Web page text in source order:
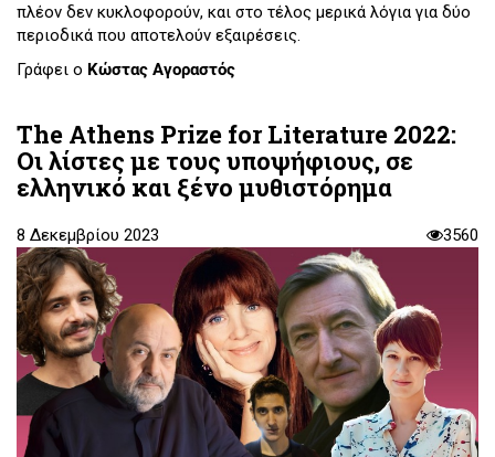
πλέον δεν κυκλοφορούν, και στο τέλος μερικά λόγια για δύο
περιοδικά που αποτελούν εξαιρέσεις.
Γράφει ο Κώστας Αγοραστός
The Athens Prize for Literature 2022:
Οι λίστες με τους υποψήφιους, σε
ελληνικό και ξένο μυθιστόρημα
8 Δεκεμβρίου 2023 3560